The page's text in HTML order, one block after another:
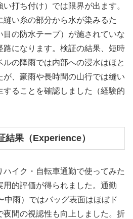
打ち付け）では限界が出ます。
縫い糸の部分から水が染みるた
の防水テープ）が施されていな
路になります。検証の結果、短時
ルの降雨では内部への浸水はほと
が、豪雨や長時間の山行では縫い
することを確認しました（経験的
結果（Experience）
イク・自転車通勤で使ってみた
用的評価が得られました。通勤
中雨）ではバッグ表面はほぼド
夜間の視認性も向上しました。折